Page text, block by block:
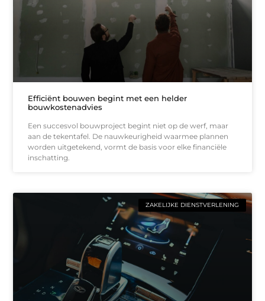
Efficiënt bouwen begint met een helder
bouwkostenadvies
Een succesvol bouwproject begint niet op de werf, maar
aan de tekentafel. De nauwkeurigheid waarmee plannen
worden uitgetekend, vormt de basis voor elke financiële
inschatting.
ZAKELIJKE DIENSTVERLENING